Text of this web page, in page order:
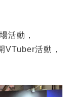
活動，
VTuber活動，